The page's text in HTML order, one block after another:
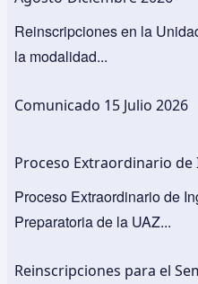
o
k
Reinscripciones en la
la modalidad...
Comunicado 15 Julio 2026
Proceso Extraordinario de
Proceso Extraordinario de
Preparatoria de la UAZ...
Reinscripciones para el